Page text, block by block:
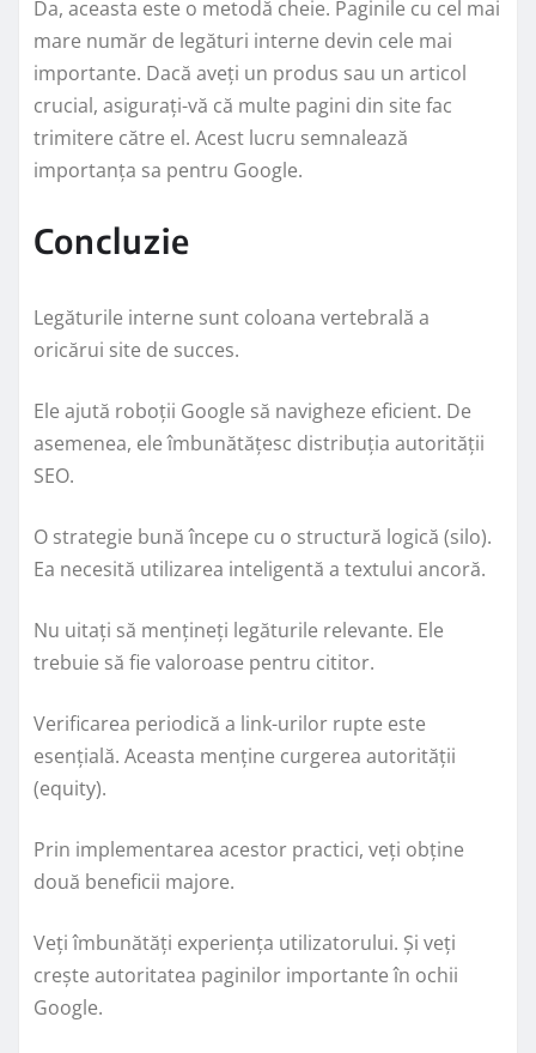
Da, aceasta este o metodă cheie. Paginile cu cel mai
mare număr de legături interne devin cele mai
importante. Dacă aveți un produs sau un articol
crucial, asigurați-vă că multe pagini din site fac
trimitere către el. Acest lucru semnalează
importanța sa pentru Google.
Concluzie
Legăturile interne sunt coloana vertebrală a
oricărui site de succes.
Ele ajută roboții Google să navigheze eficient. De
asemenea, ele îmbunătățesc distribuția autorității
SEO.
O strategie bună începe cu o structură logică (silo).
Ea necesită utilizarea inteligentă a textului ancoră.
Nu uitați să mențineți legăturile relevante. Ele
trebuie să fie valoroase pentru cititor.
Verificarea periodică a link-urilor rupte este
esențială. Aceasta menține curgerea autorității
(equity).
Prin implementarea acestor practici, veți obține
două beneficii majore.
Veți îmbunătăți experiența utilizatorului. Și veți
crește autoritatea paginilor importante în ochii
Google.